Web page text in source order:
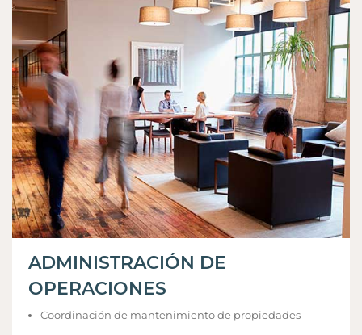
ADMINISTRACIÓN DE
OPERACIONES
Coordinación de mantenimiento de propiedades